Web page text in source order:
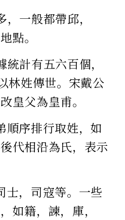
一般都帶邱，
點。
計​​有五六百個，
林姓傳世。宋戴公
皇父為皇甫。
順序排行取姓，如
代相沿為氏，表示
士，司寇等。一些
如籍，諫，庫，